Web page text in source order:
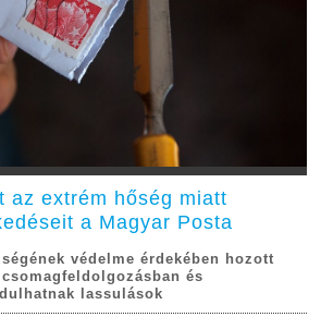
az extrém hőség miatt
a Magyar Posta
védelme érdekében hozott
és
lassulások